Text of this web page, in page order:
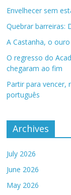
Envelhecer sem
Quebrar barreiras:
A Castanha, o
O regresso do
chegaram ao fim
Partir para vencer,
português
Archives
July 2026
June 2026
May 2026